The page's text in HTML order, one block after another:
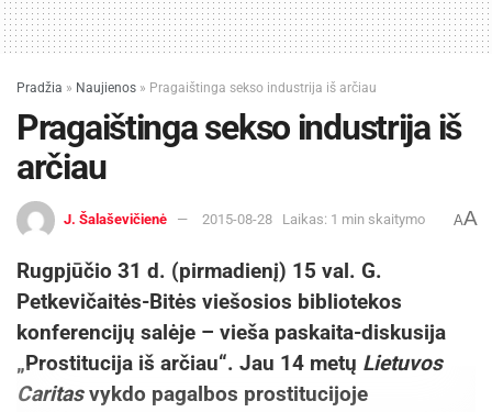
Pradžia » Naujienos » Pragaištinga sekso industrija iš arčiau
Pragaištinga sekso industrija iš
arčiau
J. Šalaševičienė 2015-08-28 Laikas: 1 min skaitymo AA
Rugpjūčio 31 d. (pirmadienį) 15 val. G.
Petkevičaitės-Bitės viešosios bibliotekos
konferencijų salėje – vieša paskaita-diskusija
„Prostitucija iš arčiau“. Jau 14 metų Lietuvos
Caritasvykdo pagalbos prostitucijoje